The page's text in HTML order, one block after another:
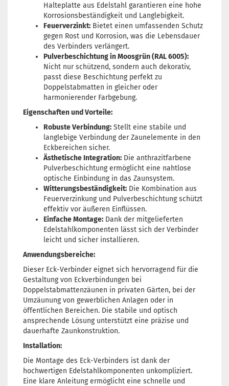
Halteplatte aus Edelstahl garantieren eine hohe
Korrosionsbeständigkeit und Langlebigkeit.
Feuerverzinkt: Bietet einen umfassenden Schutz
gegen Rost und Korrosion, was die Lebensdauer
des Verbinders verlängert.
Pulverbeschichtung in Moosgrün (RAL 6005):
Nicht nur schützend, sondern auch dekorativ,
passt diese Beschichtung perfekt zu
Doppelstabmatten in gleicher oder
harmonierender Farbgebung.
Eigenschaften und Vorteile:
Robuste Verbindung: Stellt eine stabile und
langlebige Verbindung der Zaunelemente in den
Eckbereichen sicher.
Ästhetische Integration: Die anthrazitfarbene
Pulverbeschichtung ermöglicht eine nahtlose
optische Einbindung in das Zaunsystem.
Witterungsbeständigkeit: Die Kombination aus
Feuerverzinkung und Pulverbeschichtung schützt
effektiv vor äußeren Einflüssen.
Einfache Montage: Dank der mitgelieferten
Edelstahlkomponenten lässt sich der Verbinder
leicht und sicher installieren.
Anwendungsbereiche:
Dieser Eck-Verbinder eignet sich hervorragend für die
Gestaltung von Eckverbindungen bei
Doppelstabmattenzäunen in privaten Gärten, bei der
Umzäunung von gewerblichen Anlagen oder in
öffentlichen Bereichen. Die stabile und optisch
ansprechende Lösung unterstützt eine präzise und
dauerhafte Zaunkonstruktion.
Installation:
Die Montage des Eck-Verbinders ist dank der
hochwertigen Edelstahlkomponenten unkompliziert.
Eine klare Anleitung ermöglicht eine schnelle und